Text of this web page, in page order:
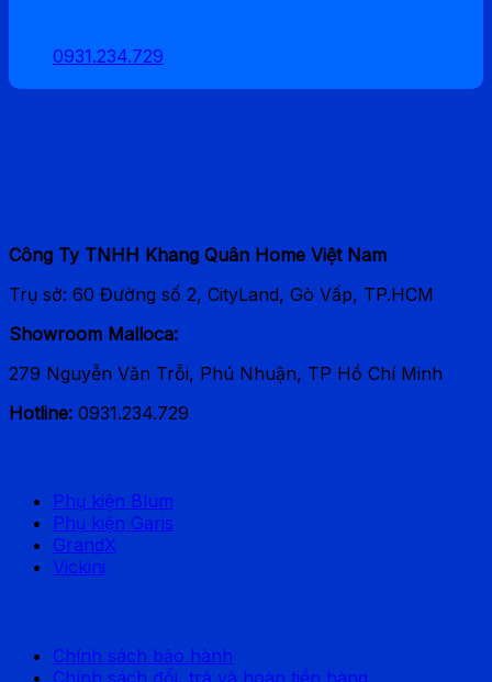
0931.234.729
Công Ty TNHH Khang Quân Home Việt Nam
Trụ sở: 60 Đường số 2, CityLand, Gò Vấp, TP.HCM
Showroom Malloca:
279 Nguyễn Văn Trỗi, Phú Nhuận, TP Hồ Chí Minh
Hotline: 0931.234.729
Phụ kiện Blum
Phụ kiện Garis
GrandX
Vickini
Chính sách bảo hành
Chính sách đổi, trả và hoàn tiền hàng